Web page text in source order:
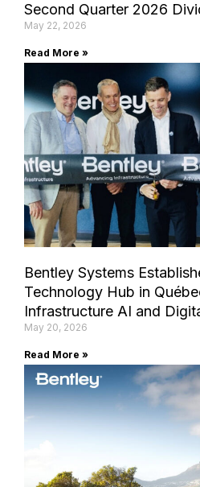
Second Quarter 2026
May 22, 2026
Read More »
Bentley Systems
Technology Hub in
Infrastructure AI and
May 20, 2026
Read More »